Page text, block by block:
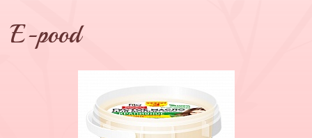
E-pood